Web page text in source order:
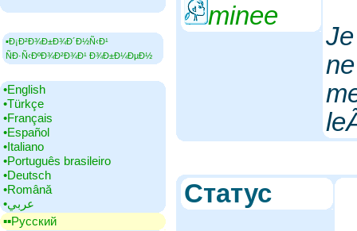
▪Ð¡Ð²Ð¾Ð±Ð¾Ð´Ð½Ñ‹Ð¹
ÑÐ·Ñ‹ÐºÐ¾Ð²Ð¾Ð¹ Ð¾Ð±Ð¼ÐµÐ½
•‎English
•‎Türkçe
•‎Français
•‎Español
•‎Italiano
•‎Português brasileiro
•‎Deutsch
•‎Română
•‎عربي
▪▪‎Русский
minee
Статус